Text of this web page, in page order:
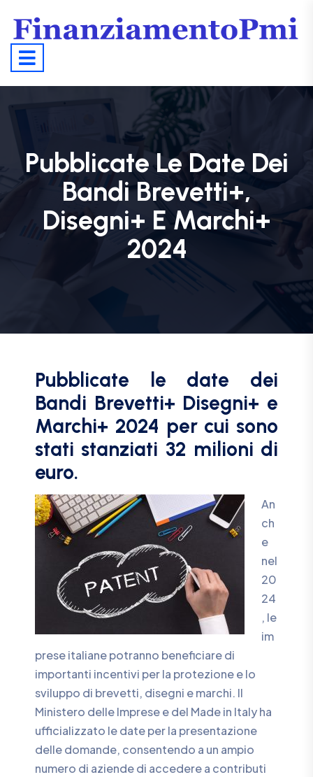
Pubblicate Le Date Dei
Bandi Brevetti+,
Disegni+ E Marchi+
2024
Pubblicate le date dei
Bandi Brevetti+ Disegni+ e
Marchi+ 2024 per cui sono
stati stanziati 32 milioni di
euro.
An
ch
e
nel
20
24
, le
im
prese italiane potranno beneficiare di
importanti incentivi per la protezione e lo
sviluppo di brevetti, disegni e marchi. Il
Ministero delle Imprese e del Made in Italy ha
ufficializzato le date per la presentazione
delle domande, consentendo a un ampio
numero di aziende di accedere a contributi